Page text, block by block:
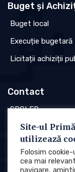
Buget și
Buget local
Execuție bugetară
Licitații achiziții
Contact
SPCLEP
Stare civilă
Poliția locală
Site-ul
utilizează
Folosim
cea mai
navigare,